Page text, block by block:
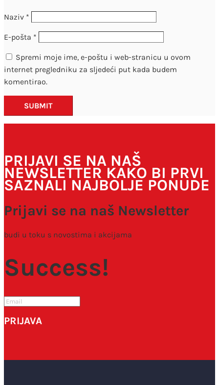
Naziv *
E-pošta *
Spremi moje ime, e-poštu i web-stranicu u ovom
internet pregledniku za sljedeći put kada budem
komentirao.
SUBMIT
PRIJAVI SE NA NAŠ
NEWSLETTER KAKO BI PRVI
SAZNALI NAJBOLJE PONUDE
Prijavi se na naš Newsletter
budi u toku s novostima i akcijama
Success!
PRIJAVA